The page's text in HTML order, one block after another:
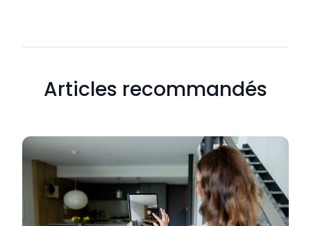
Articles recommandés